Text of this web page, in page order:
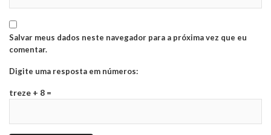
Salvar meus dados neste navegador para a próxima vez que eu
comentar.
Digite uma resposta em números:
treze + 8 =